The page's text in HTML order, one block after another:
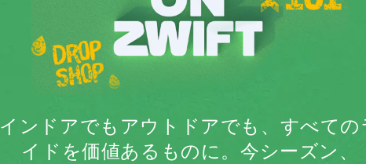
インドアでもアウトドアでも、すべての
イドを価値あるものに。今シーズン、